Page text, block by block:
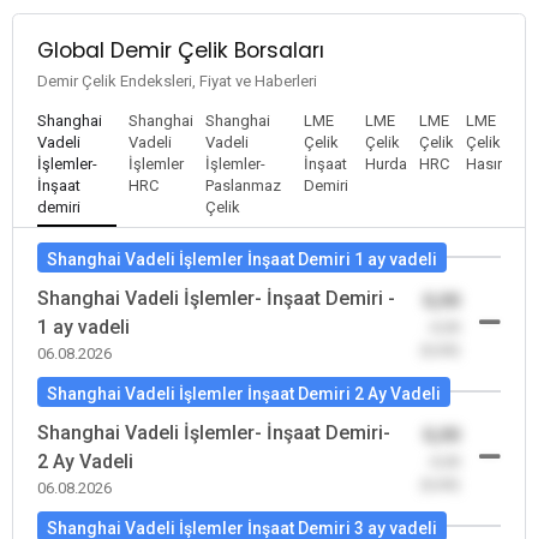
Global Demir Çelik Borsaları
Demir Çelik Endeksleri, Fiyat ve Haberleri
Shanghai
Vadeli
İşlemler-
İnşaat
demiri
Shanghai
Vadeli
İşlemler
HRC
Shanghai
Vadeli
İşlemler-
Paslanmaz
Çelik
LME
Çelik
İnşaat
Demiri
LME
Çelik
Hurda
LME
Çelik
HRC
LME
Çelik
Hasır
Shanghai Vadeli İşlemler İnşaat Demiri 1 ay vadeli
Shanghai Vadeli İşlemler- İnşaat Demiri -
1 ay vadeli
06.08.2026
0,00
Shanghai Vadeli İşlemler İnşaat Demiri 2 Ay Vadeli
Shanghai Vadeli İşlemler- İnşaat Demiri-
2 Ay Vadeli
06.08.2026
0,00
Shanghai Vadeli İşlemler İnşaat Demiri 3 ay vadeli